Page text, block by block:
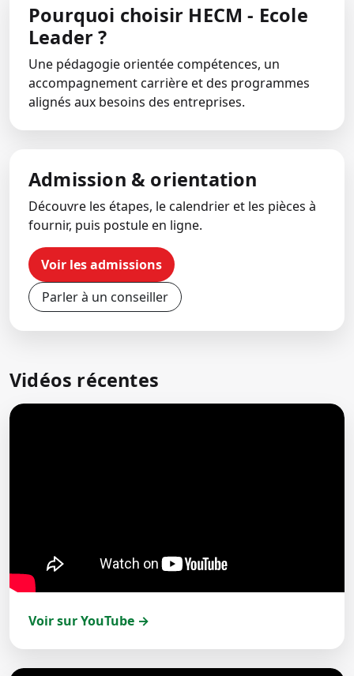
Pourquoi choisir HECM - Ecole
Leader ?
Une pédagogie orientée compétences, un
accompagnement carrière et des programmes
alignés aux besoins des entreprises.
Admission & orientation
Découvre les étapes, le calendrier et les pièces à
fournir, puis postule en ligne.
Voir les admissions
Parler à un conseiller
Vidéos récentes
Voir sur YouTube →